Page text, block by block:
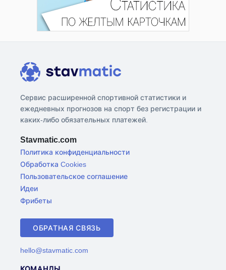
Сервис расширенной спортивной статистики и
ежедневных прогнозов на спорт без регистрации и
каких-либо обязательных платежей.
Stavmatic.com
Политика конфиденциальности
Обработка Cookies
Пользовательское соглашение
Идеи
Фрибеты
ОБРАТНАЯ СВЯЗЬ
hello@stavmatic.com